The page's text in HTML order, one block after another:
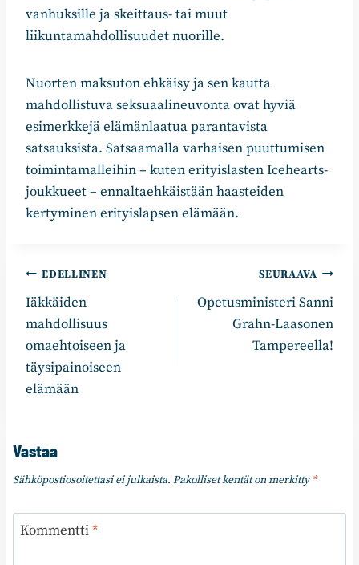
vanhuksille ja skeittaus- tai muut
liikuntamahdollisuudet nuorille.
Nuorten maksuton ehkäisy ja sen kautta
mahdollistuva seksuaalineuvonta ovat hyviä
esimerkkejä elämänlaatua parantavista
satsauksista. Satsaamalla varhaisen puuttumisen
toimintamalleihin – kuten erityislasten Icehearts-
joukkueet – ennaltaehkäistään haasteiden
kertyminen erityislapsen elämään.
Artikkelien
selaus
EDELLINEN
Iäkkäiden
mahdollisuus
omaehtoiseen ja
täysipainoiseen
elämään
SEURAAVA
Opetusministeri Sanni
Grahn-Laasonen
Tampereella!
Vastaa
Sähköpostiosoitettasi ei julkaista. Pakolliset kentät on merkitty*
Kommentti*